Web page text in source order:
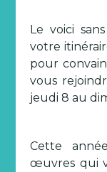
Le voici
votre
pour
vous
jeudi 8 au
Cette
œuvres qui